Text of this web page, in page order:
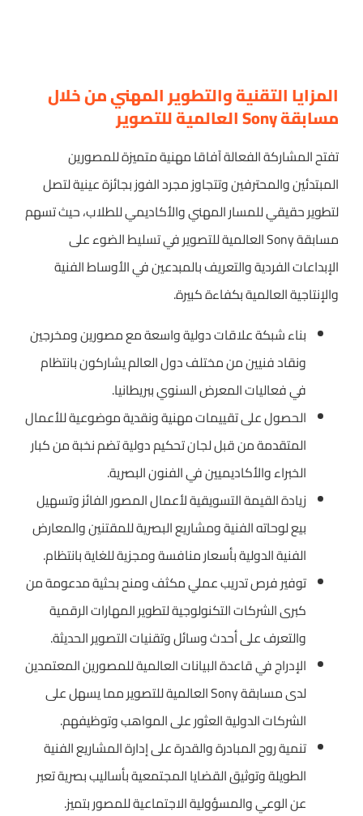
المزايا التقنية والتطوير المهني من خلال
مسابقة Sony العالمية للتصوير
تفتح المشاركة الفعالة آفاقا مهنية متميزة للمصورين
المبتدئين والمحترفين وتتجاوز مجرد الفوز بجائزة عينية لتصل
لتطوير حقيقي للمسار المهني والأكاديمي للطلاب، حيث تسهم
مسابقة Sony العالمية للتصوير في تسليط الضوء على
الإبداعات الفردية والتعريف بالمبدعين في الأوساط الفنية
والإنتاجية العالمية بكفاءة كبيرة.
بناء شبكة علاقات دولية واسعة مع مصورين ومخرجين
ونقاد فنيين من مختلف دول العالم يشاركون بانتظام
في فعاليات المعرض السنوي ببريطانيا.
الحصول على تقييمات مهنية ونقدية موضوعية للأعمال
المتقدمة من قبل لجان تحكيم دولية تضم نخبة من كبار
الخبراء والأكاديميين في الفنون البصرية.
زيادة القيمة التسويقية لأعمال المصور الفائز وتسهيل
بيع لوحاته الفنية ومشاريع البصرية للمقتنين والمعارض
الفنية الدولية بأسعار منافسة ومجزية للغاية بانتظام.
توفير فرص تدريب عملي مكثف ومنح بحثية مدعومة من
كبرى الشركات التكنولوجية لتطوير المهارات الرقمية
والتعرف على أحدث وسائل وتقنيات التصوير الحديثة.
الإدراج في قاعدة البيانات العالمية للمصورين المعتمدين
لدى مسابقة Sony العالمية للتصوير مما يسهل على
الشركات الدولية العثور على المواهب وتوظيفهم.
تنمية روح المبادرة والقدرة على إدارة المشاريع الفنية
الطويلة وتوثيق القضايا المجتمعية بأساليب بصرية تعبر
عن الوعي والمسؤولية الاجتماعية للمصور بتميز.